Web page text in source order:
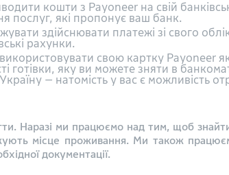
кошти з Payoneer на свій
послуг, які пропонує ваш банк.
здійснювати платежі зі свого
рахунки.
свою картку Payoneer
готівки, яку ви можете зняти в
— натомість у вас є можливість
Наразі ми працюємо над тим, щоб
місце проживання. Ми також
документації.